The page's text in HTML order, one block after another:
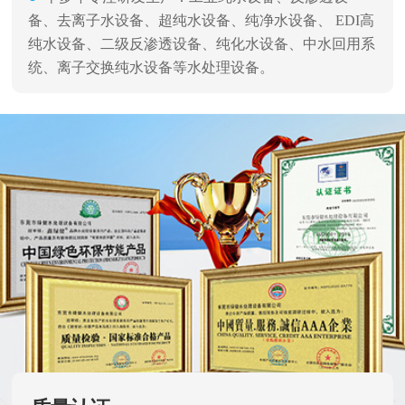
备、去离子水设备、超纯水设备、纯净水设备、 EDI高
纯水设备、二级反渗透设备、纯化水设备、中水回用系
统、离子交换纯水设备等水处理设备。